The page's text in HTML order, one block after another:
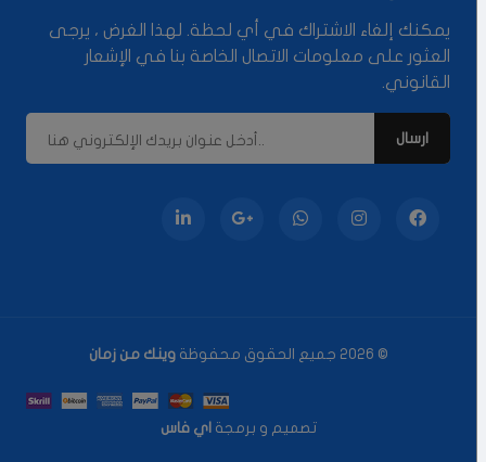
يمكنك إلغاء الاشتراك في أي لحظة. لهذا الغرض ، يرجى
العثور على معلومات الاتصال الخاصة بنا في الإشعار
القانوني.
© 2026 جميع الحقوق محفوظة وينك من زمان
تصميم و برمجة اي فاس